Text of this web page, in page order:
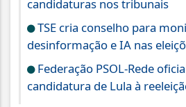
candidaturas nos tribunais
TSE cria conselho para
desinformação e IA nas
Federação PSOL-Rede
candidatura de Lula à